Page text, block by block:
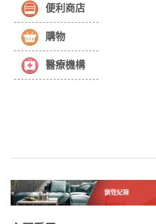
便利商店
購物
醫療機構